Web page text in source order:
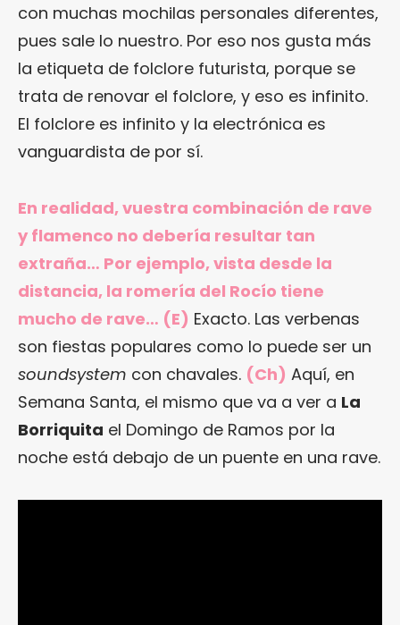
con muchas mochilas personales diferentes,
pues sale lo nuestro. Por eso nos gusta más
la etiqueta de folclore futurista, porque se
trata de renovar el folclore, y eso es infinito.
El folclore es infinito y la electrónica es
vanguardista de por sí.
En realidad, vuestra combinación de rave
y flamenco no debería resultar tan
extraña… Por ejemplo, vista desde la
distancia, la romería del Rocío tiene
mucho de rave… (E) Exacto. Las verbenas
son fiestas populares como lo puede ser un
soundsystem con chavales. (Ch) Aquí, en
Semana Santa, el mismo que va a ver a La
Borriquita el Domingo de Ramos por la
noche está debajo de un puente en una rave.